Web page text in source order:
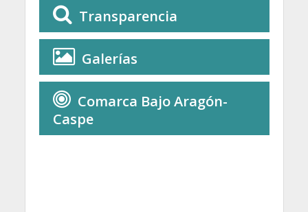
Transparencia
Galerías
Comarca Bajo Aragón-
Caspe